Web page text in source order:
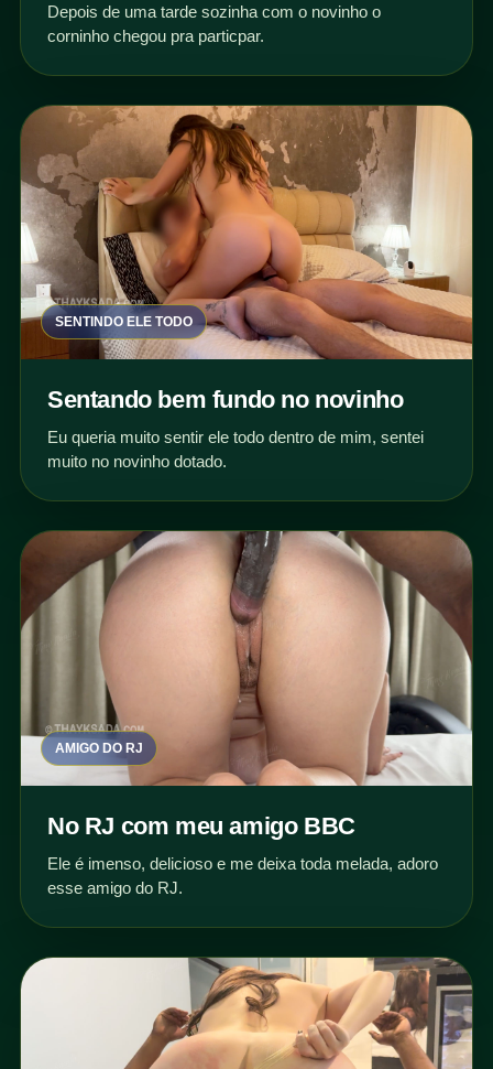
Depois de uma tarde sozinha com o novinho o
corninho chegou pra particpar.
SENTINDO ELE TODO
Sentando bem fundo no novinho
Eu queria muito sentir ele todo dentro de mim, sentei
muito no novinho dotado.
AMIGO DO RJ
No RJ com meu amigo BBC
Ele é imenso, delicioso e me deixa toda melada, adoro
esse amigo do RJ.